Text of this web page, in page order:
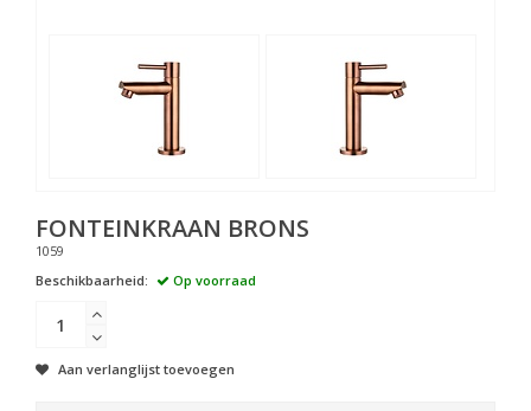
FONTEINKRAAN BRONS
1059
Beschikbaarheid:
Op voorraad
Aan verlanglijst toevoegen